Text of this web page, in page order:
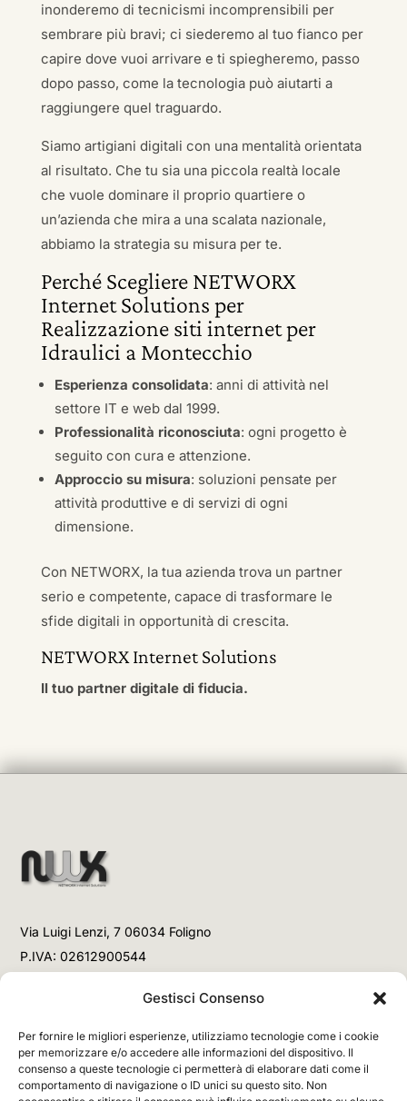
Gestisci Consenso
Per fornire le migliori esperienze, utilizziamo tecnologie come i cookie
per memorizzare e/o accedere alle informazioni del dispositivo. Il
consenso a queste tecnologie ci permetterà di elaborare dati come il
comportamento di navigazione o ID unici su questo sito. Non
inonderemo di tecnicismi incomprensibili per
sembrare più bravi; ci siederemo al tuo fianco per
capire dove vuoi arrivare e ti spiegheremo, passo
dopo passo, come la tecnologia può aiutarti a
raggiungere quel traguardo.
Siamo artigiani digitali con una mentalità orientata
al risultato. Che tu sia una piccola realtà locale
che vuole dominare il proprio quartiere o
un’azienda che mira a una scalata nazionale,
abbiamo la strategia su misura per te.
Perché Scegliere NETWORX
Internet Solutions per
Realizzazione siti internet per
Idraulici a Montecchio
Esperienza consolidata: anni di attività nel
settore IT e web dal 1999.
Professionalità riconosciuta: ogni progetto è
seguito con cura e attenzione.
Approccio su misura: soluzioni pensate per
attività produttive e di servizi di ogni
dimensione.
Con NETWORX, la tua azienda trova un partner
serio e competente, capace di trasformare le
sfide digitali in opportunità di crescita.
NETWORX Internet Solutions
Il tuo partner digitale di fiducia.
Via Luigi Lenzi, 7 06034 Foligno
P.IVA: 02612900544
+39 3477853708 (Chiamata)
Email